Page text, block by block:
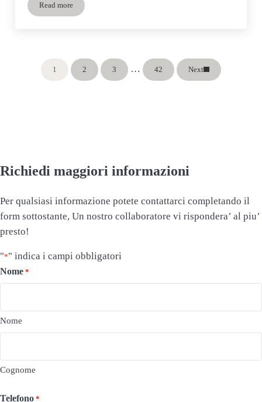
Read moreLaserlipolisi Varese
Pagina
1 Pagina
2 Pagina
3 Pagine interim omesse
… Pagina
42 Next
Richiedi maggiori informazioni
Per qualsiasi informazione potete contattarci completando il
form sottostante, Un nostro collaboratore vi rispondera’ al piu’
presto!
"*" indica i campi obbligatori
Nome *
Nome
Cognome
Telefono *